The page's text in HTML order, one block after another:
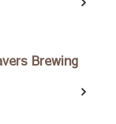
Brewing